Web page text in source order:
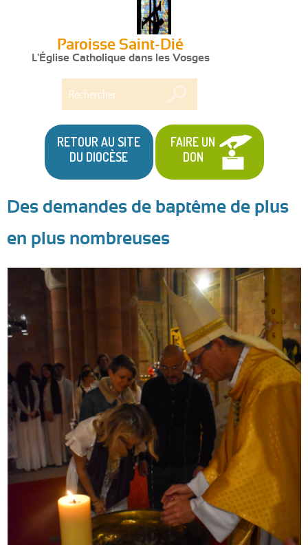
Paroisse Saint-Dié
L'Église Catholique dans les Vosges
RETOUR AU SITE
DU DIOCÈSE
FAIRE UN
DON
êtes
ici
Des demandes de baptême de plus
en plus nombreuses